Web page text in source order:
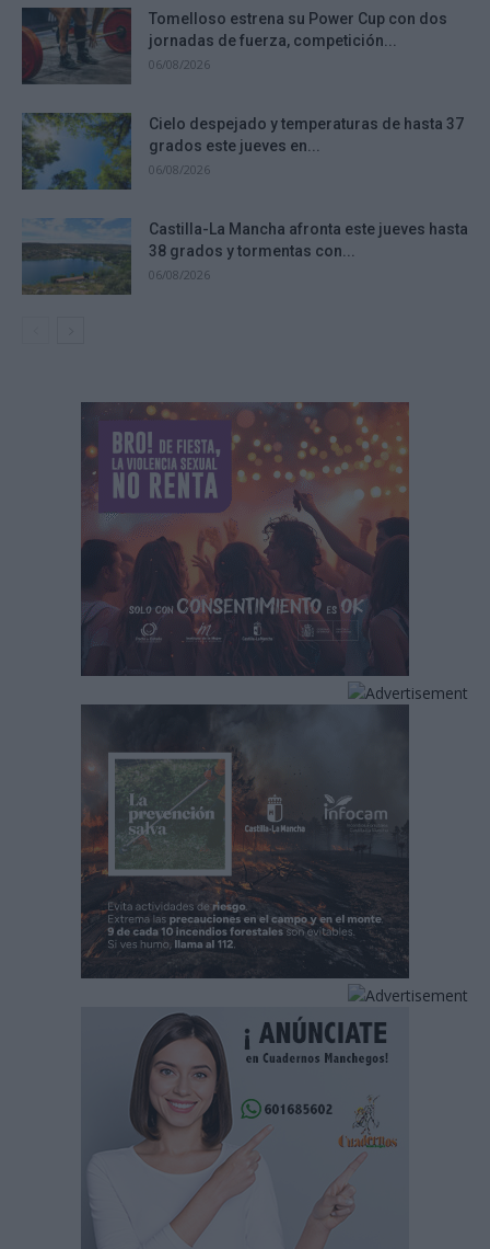
Tomelloso estrena su Power Cup con dos
jornadas de fuerza, competición...
06/08/2026
Cielo despejado y temperaturas de hasta 37
grados este jueves en...
06/08/2026
Castilla-La Mancha afronta este jueves hasta
38 grados y tormentas con...
06/08/2026